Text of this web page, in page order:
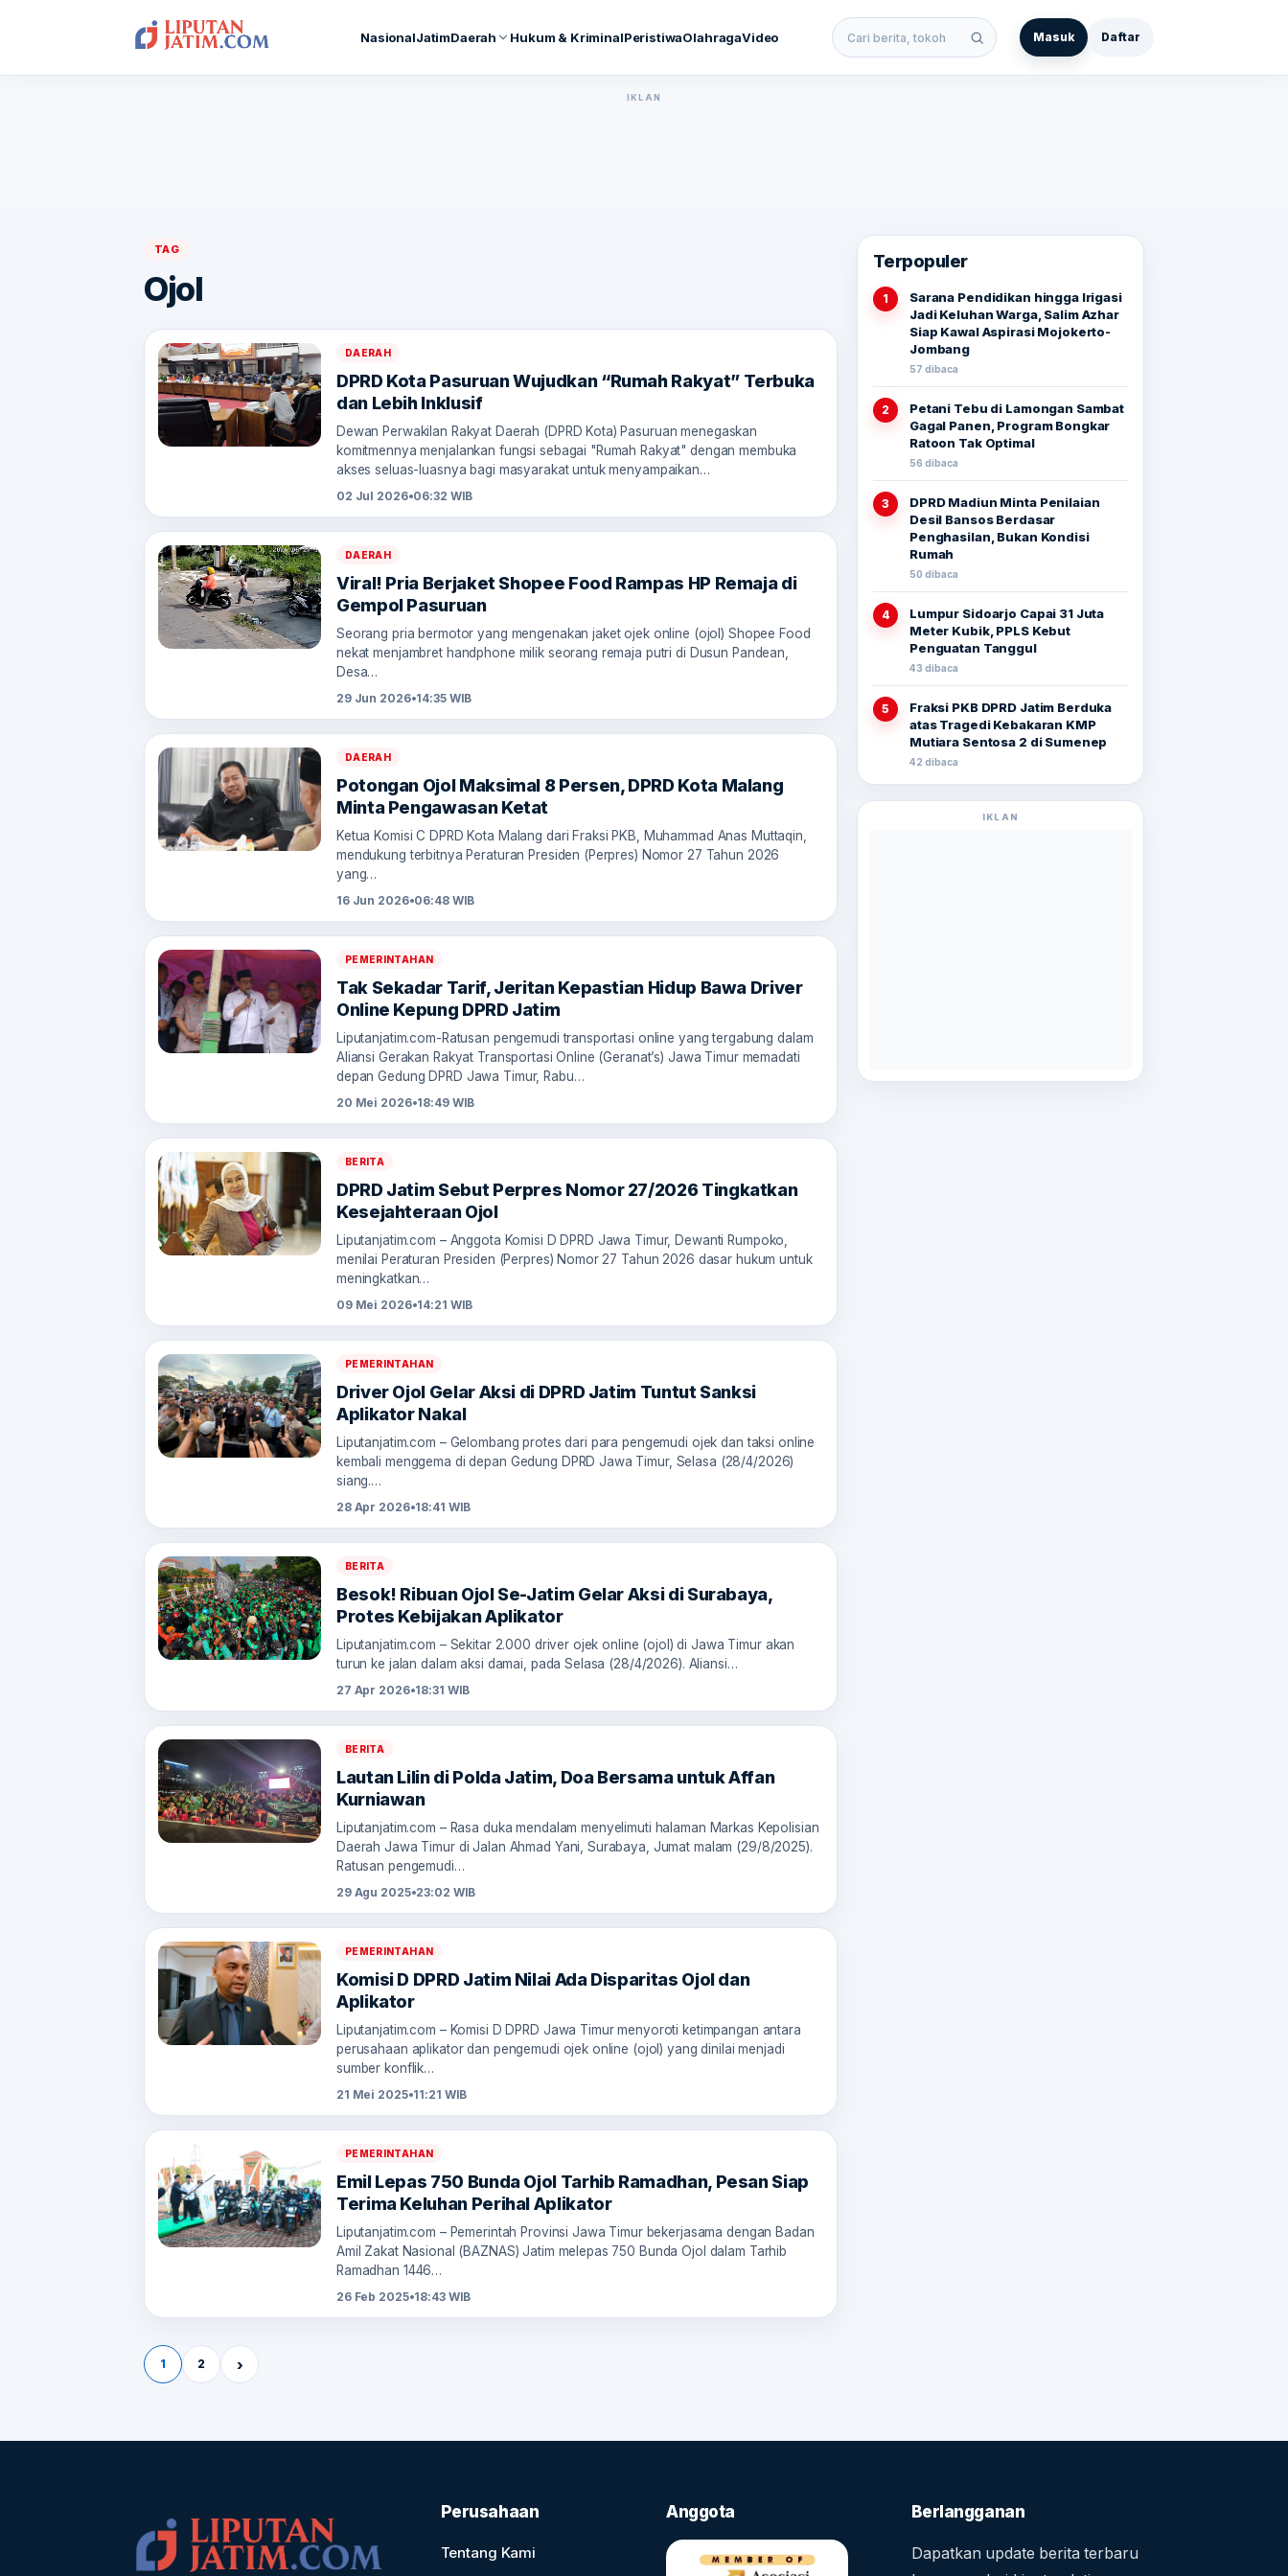
NasionalJatimDaerah Hukum & KriminalPeristiwaOlahragaVideo
Cari berita
Masuk Daftar
IKLAN
TAG
Ojol
DAERAH
DPRD Kota Pasuruan Wujudkan “Rumah Rakyat” Terbuka
dan Lebih Inklusif
Dewan Perwakilan Rakyat Daerah (DPRD Kota) Pasuruan menegaskan
komitmennya menjalankan fungsi sebagai "Rumah Rakyat" dengan membuka
akses seluas-luasnya bagi masyarakat untuk menyampaikan…
02 Jul 2026•06:32 WIB
DAERAH
Viral! Pria Berjaket Shopee Food Rampas HP Remaja di
Gempol Pasuruan
Seorang pria bermotor yang mengenakan jaket ojek online (ojol) Shopee Food
nekat menjambret handphone milik seorang remaja putri di Dusun Pandean,
Desa…
29 Jun 2026•14:35 WIB
DAERAH
Potongan Ojol Maksimal 8 Persen, DPRD Kota Malang
Minta Pengawasan Ketat
Ketua Komisi C DPRD Kota Malang dari Fraksi PKB, Muhammad Anas Muttaqin,
mendukung terbitnya Peraturan Presiden (Perpres) Nomor 27 Tahun 2026
yang…
16 Jun 2026•06:48 WIB
PEMERINTAHAN
Tak Sekadar Tarif, Jeritan Kepastian Hidup Bawa Driver
Online Kepung DPRD Jatim
Liputanjatim.com-Ratusan pengemudi transportasi online yang tergabung dalam
Aliansi Gerakan Rakyat Transportasi Online (Geranat’s) Jawa Timur memadati
depan Gedung DPRD Jawa Timur, Rabu…
20 Mei 2026•18:49 WIB
BERITA
DPRD Jatim Sebut Perpres Nomor 27/2026 Tingkatkan
Kesejahteraan Ojol
Liputanjatim.com – Anggota Komisi D DPRD Jawa Timur, Dewanti Rumpoko,
menilai Peraturan Presiden (Perpres) Nomor 27 Tahun 2026 dasar hukum untuk
meningkatkan…
09 Mei 2026•14:21 WIB
PEMERINTAHAN
Driver Ojol Gelar Aksi di DPRD Jatim Tuntut Sanksi
Aplikator Nakal
Liputanjatim.com – Gelombang protes dari para pengemudi ojek dan taksi online
kembali menggema di depan Gedung DPRD Jawa Timur, Selasa (28/4/2026)
siang.…
28 Apr 2026•18:41 WIB
BERITA
Besok! Ribuan Ojol Se-Jatim Gelar Aksi di Surabaya,
Protes Kebijakan Aplikator
Liputanjatim.com – Sekitar 2.000 driver ojek online (ojol) di Jawa Timur akan
turun ke jalan dalam aksi damai, pada Selasa (28/4/2026). Aliansi…
27 Apr 2026•18:31 WIB
BERITA
Lautan Lilin di Polda Jatim, Doa Bersama untuk Affan
Kurniawan
Liputanjatim.com – Rasa duka mendalam menyelimuti halaman Markas Kepolisian
Daerah Jawa Timur di Jalan Ahmad Yani, Surabaya, Jumat malam (29/8/2025).
Ratusan pengemudi…
29 Agu 2025•23:02 WIB
PEMERINTAHAN
Komisi D DPRD Jatim Nilai Ada Disparitas Ojol dan
Aplikator
Liputanjatim.com – Komisi D DPRD Jawa Timur menyoroti ketimpangan antara
perusahaan aplikator dan pengemudi ojek online (ojol) yang dinilai menjadi
sumber konflik…
21 Mei 2025•11:21 WIB
PEMERINTAHAN
Emil Lepas 750 Bunda Ojol Tarhib Ramadhan, Pesan Siap
Terima Keluhan Perihal Aplikator
Liputanjatim.com – Pemerintah Provinsi Jawa Timur bekerjasama dengan Badan
Amil Zakat Nasional (BAZNAS) Jatim melepas 750 Bunda Ojol dalam Tarhib
Ramadhan 1446…
26 Feb 2025•18:43 WIB
Paginasi pos
1 2 ›
Terpopuler
1
Sarana Pendidikan hingga Irigasi
Jadi Keluhan Warga, Salim Azhar
Siap Kawal Aspirasi Mojokerto-
Jombang
57 dibaca
2
Petani Tebu di Lamongan Sambat
Gagal Panen, Program Bongkar
Ratoon Tak Optimal
56 dibaca
3
DPRD Madiun Minta Penilaian
Desil Bansos Berdasar
Penghasilan, Bukan Kondisi
Rumah
50 dibaca
4
Lumpur Sidoarjo Capai 31 Juta
Meter Kubik, PPLS Kebut
Penguatan Tanggul
43 dibaca
5
Fraksi PKB DPRD Jatim Berduka
atas Tragedi Kebakaran KMP
Mutiara Sentosa 2 di Sumenep
42 dibaca
IKLAN
Perusahaan
Tentang Kami
Anggota Berlangganan
Dapatkan update berita terbaru